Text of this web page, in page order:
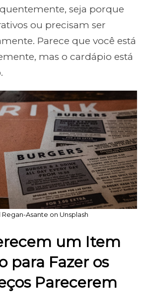
seja porque
ou precisam ser
Parece que você está
mas o cardápio está
Regan-Asante on Unsplash
um Item
para Fazer os
Parecerem